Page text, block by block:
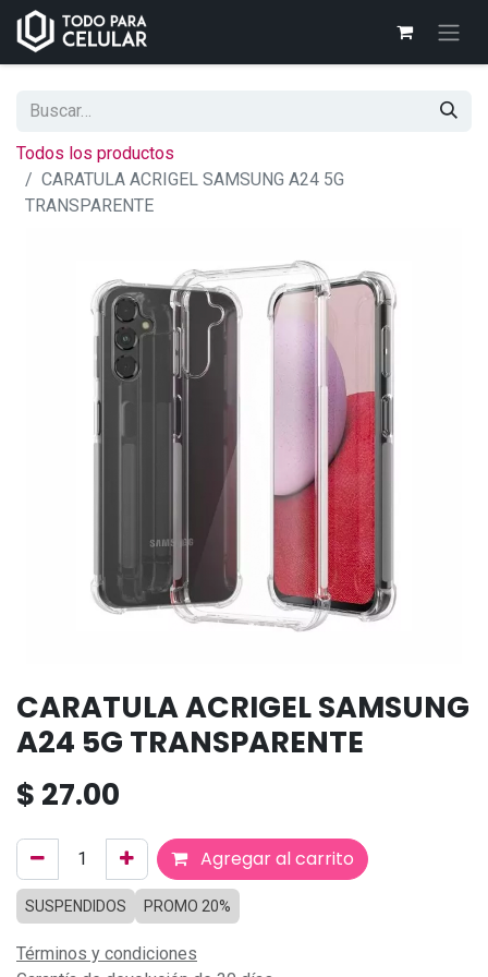
Todos los productos
CARATULA ACRIGEL SAMSUNG A24 5G
TRANSPARENTE
CARATULA ACRIGEL SAMSUNG
A24 5G TRANSPARENTE
$ 27.00
Agregar al carrito
SUSPENDIDOS PROMO 20%
Términos y condiciones